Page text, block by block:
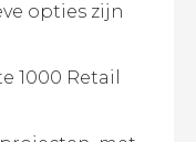
opties zijn
1000 Retail